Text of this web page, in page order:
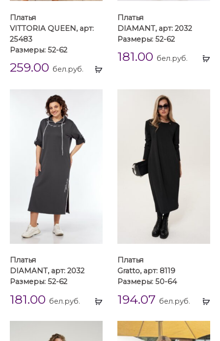
Выбрать
Платья
VITTORIA QUEEN, арт:
25483
Размеры: 52-62
259.00 бел.руб.
Платья
DIAMANT, арт: 2032
Размеры: 52-62
181.00 бел.руб.
Выбрать
Платья
DIAMANT, арт: 2032
Размеры: 52-62
181.00 бел.руб.
Платья
Gratto, арт: 8119
Размеры: 50-64
194.07 бел.руб.